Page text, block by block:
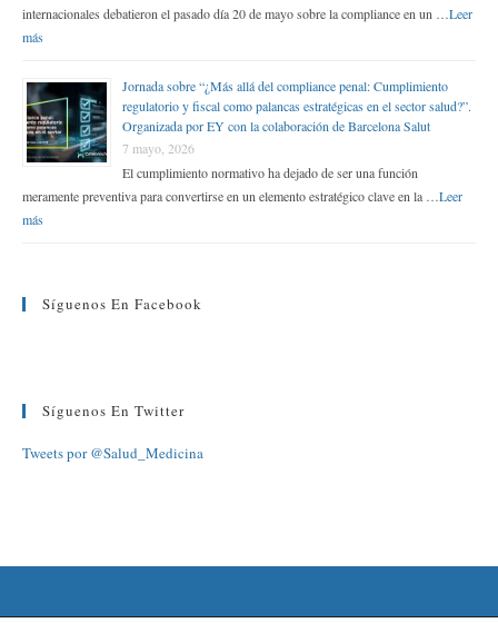
internacionales debatieron el pasado día 20 de mayo sobre la compliance en un … Leer
más
Jornada sobre “¿Más allá del compliance penal: Cumplimiento
regulatorio y fiscal como palancas estratégicas en el sector salud?”.
Organizada por EY con la colaboración de Barcelona Salut
7 mayo, 2026
El cumplimiento normativo ha dejado de ser una función
meramente preventiva para convertirse en un elemento estratégico clave en la … Leer
más
Síguenos En Facebook
Síguenos En Twitter
Tweets por @Salud_Medicina